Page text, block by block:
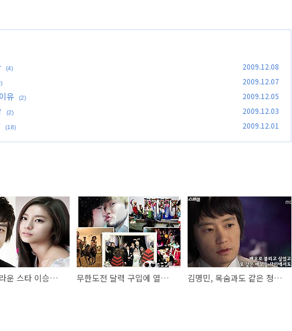
(4) 2009.12.08
2009.12.07
유 (2) 2009.12.05
(2) 2009.12.03
(18) 2009.12.01
트리플 크라운 스타 이승기 vs 유이 무한도전 달력 구입에 열광하는 3가지 이유 김명민, 목숨과도 같은 청룡 남우주연상